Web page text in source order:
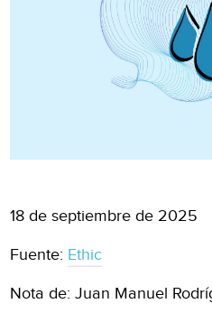
18 de septiembre de 2025
Fuente: Ethic
Nota de: Juan Manuel